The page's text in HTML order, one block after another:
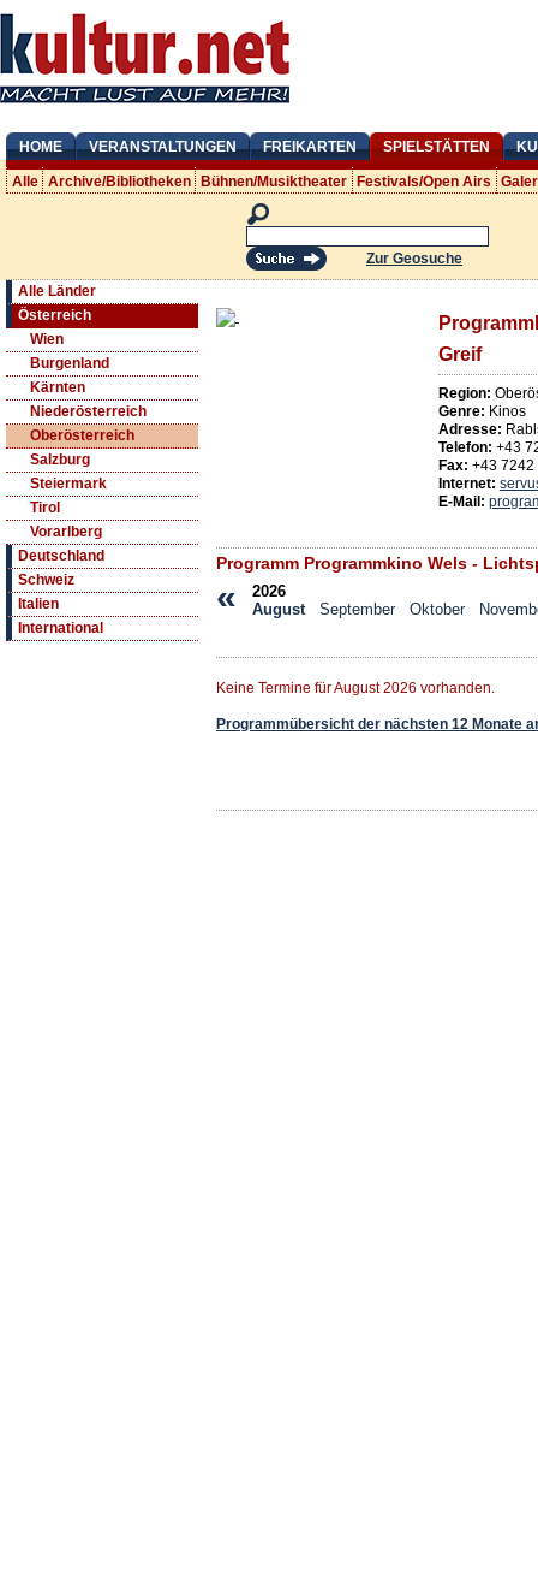
HOME VERANSTALTUNGEN FREIKARTEN SPIELSTÄTTEN
Alle Archive/Bibliotheken Bühnen/Musiktheater Festivals/Open Airs
Zur Geosuche
Alle Länder
Österreich
Wien
Burgenland
Kärnten
Niederösterreich
Oberösterreich
Salzburg
Steiermark
Tirol
Vorarlberg
Deutschland
Schweiz
Italien
International
Greif
Region:
Genre: Kinos
Adresse:
Telefon: +43
Fax: +43 7242
Internet:
E-Mail:
Programm Programmkino Wels -
«
2026
August
September Oktober
Keine Termine für August 2026 vorhanden.
Programmübersicht der nächsten 12 Monate